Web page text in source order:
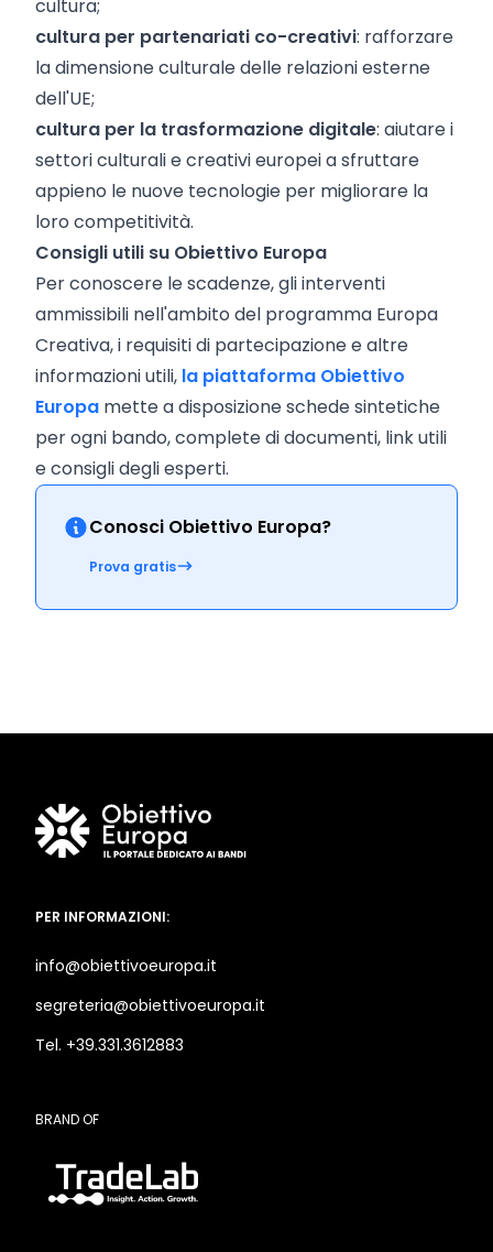
cultura;
cultura per partenariati co-creativi: rafforzare
la dimensione culturale delle relazioni esterne
dell'UE;
cultura per la trasformazione digitale: aiutare i
settori culturali e creativi europei a sfruttare
appieno le nuove tecnologie per migliorare la
loro competitività.
Consigli utili su Obiettivo Europa
Per conoscere le scadenze, gli interventi
ammissibili nell'ambito del programma Europa
Creativa, i requisiti di partecipazione e altre
informazioni utili, la piattaforma Obiettivo
Europa mette a disposizione schede sintetiche
per ogni bando, complete di documenti, link utili
e consigli degli esperti.
Conosci Obiettivo Europa?
Prova gratis
PER INFORMAZIONI:
info@obiettivoeuropa.it
segreteria@obiettivoeuropa.it
Tel. +39.331.3612883
BRAND OF